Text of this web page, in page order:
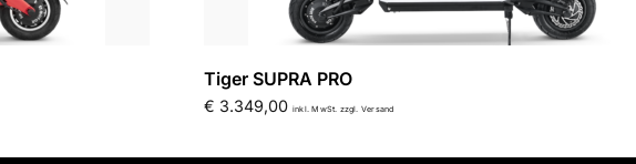
Tiger SUPRA PRO
€ 3.349,00 inkl. MwSt. zzgl. Versand